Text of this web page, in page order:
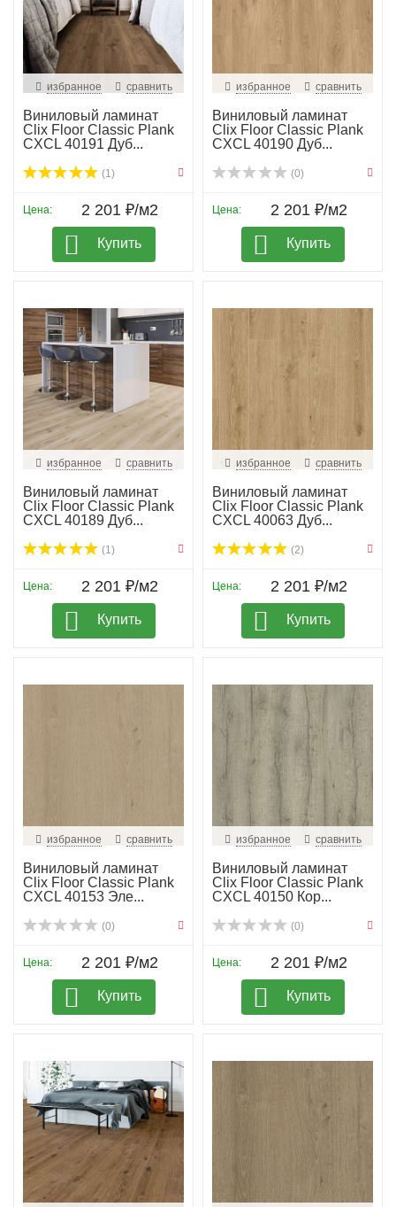
избранное сравнить
Виниловый ламинат
Clix Floor Classic Plank
CXCL 40191 Дуб...
(1)
Цена: 2 201 ₽/м2
Купить
избранное сравнить
Виниловый ламинат
Clix Floor Classic Plank
CXCL 40190 Дуб...
(0)
Цена: 2 201 ₽/м2
Купить
избранное сравнить
Виниловый ламинат
Clix Floor Classic Plank
CXCL 40189 Дуб...
(1)
Цена: 2 201 ₽/м2
Купить
избранное сравнить
Виниловый ламинат
Clix Floor Classic Plank
CXCL 40063 Дуб...
(2)
Цена: 2 201 ₽/м2
Купить
избранное сравнить
Виниловый ламинат
Clix Floor Classic Plank
CXCL 40153 Эле...
(0)
Цена: 2 201 ₽/м2
Купить
избранное сравнить
Виниловый ламинат
Clix Floor Classic Plank
CXCL 40150 Кор...
(0)
Цена: 2 201 ₽/м2
Купить